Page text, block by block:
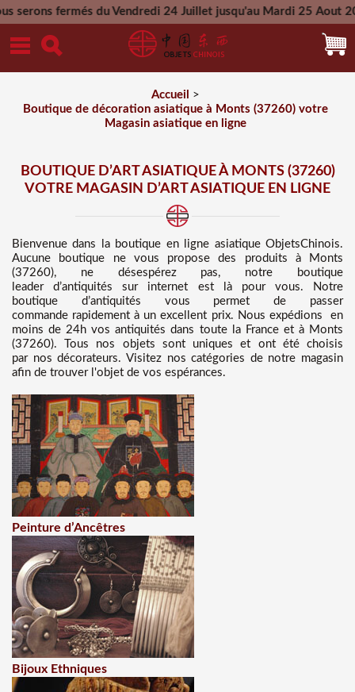
du Vendredi 24 Juillet jusqu'au Mardi 25 Aout 2026 -
Mercredi 26 Aout 2026
Accueil
>
Boutique de décoration asiatique à Monts (37260) votre
Magasin asiatique en ligne
BOUTIQUE D’ART ASIATIQUE À MONTS (37260)
VOTRE MAGASIN D’ART ASIATIQUE EN LIGNE
Bienvenue dans la boutique en ligne asiatiqueObjetsChinois.
Aucune boutique ne vous propose des produits à Monts
(37260), ne désespérez pas, notre boutique
leader d’antiquités sur internet est là pour vous. Notre
boutique d’antiquités vous permet de passer
commande rapidement à un excellent prix. Nous expédions en
moins de 24h vos antiquités dans toute la France et à Monts
(37260). Tous nos objets sont uniques et ont été choisis
par nos décorateurs. Visitez nos catégories de notre magasin
afin de trouver l'objet de vos espérances.
Peinture d’Ancêtres
Bijoux Ethniques